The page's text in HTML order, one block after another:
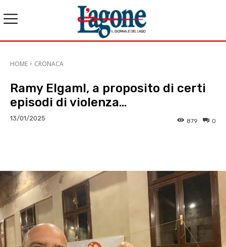
HOME CRONACA
Ramy Elgaml, a proposito di certi
episodi di violenza…
13/01/2025 0
879